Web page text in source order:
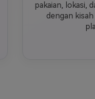
pakaian, lokasi,
dengan